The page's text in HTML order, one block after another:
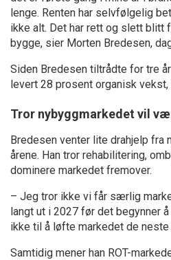
lenge. Renten har selvfølgelig
ikke alt. Det har rett og slett blitt
bygge, sier Morten Bredesen,
Siden Bredesen tiltrådte for tre
levert 28 prosent organisk vekst,
Tror nybyggmarkedet vil
Bredesen venter lite drahjelp fra
årene. Han tror rehabilitering,
dominere markedet fremover.
– Jeg tror ikke vi får særlig
langt ut i 2027 før det begynner
ikke til å løfte markedet de neste
Samtidig mener han ROT-